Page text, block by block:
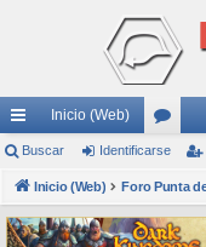
nl
ac
es
Inicio (Web)
or
os
Buscar Identificarse
Inicio (Web)